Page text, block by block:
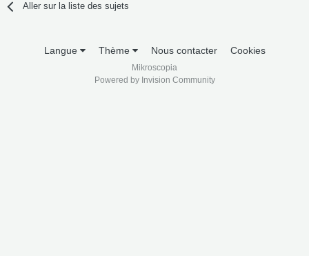
Aller sur la liste des sujets
Langue Thème Nous contacter Cookies
Mikroscopia
Powered by Invision Community